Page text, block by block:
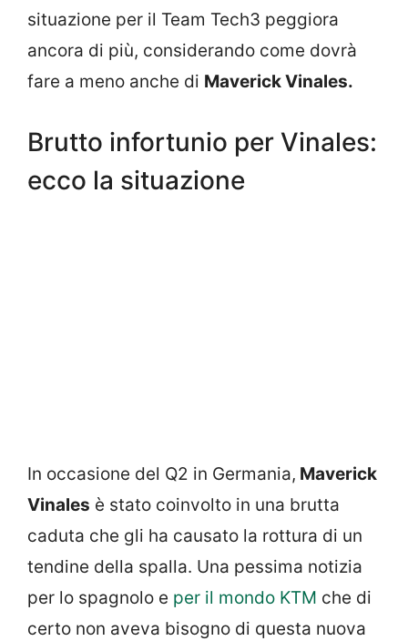
situazione per il Team Tech3 peggiora
ancora di più, considerando come dovrà
fare a meno anche di Maverick Vinales.
Brutto infortunio per Vinales:
ecco la situazione
In occasione del Q2 in Germania, Maverick
Vinales è stato coinvolto in una brutta
caduta che gli ha causato la rottura di un
tendine della spalla. Una pessima notizia
per lo spagnolo e per il mondo KTM che di
certo non aveva bisogno di questa nuova